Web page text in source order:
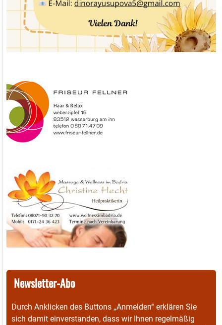
Newsletter-Abo
Durch Anklicken des Buttons „Anmelden“ erklären Sie
sich damit einverstanden, dass wir Ihnen regelmäßig